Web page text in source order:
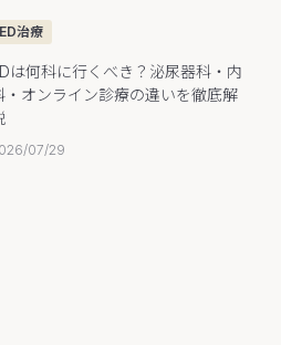
ED治療
は何科に行くべき？泌尿器科・内
・オンライン診療の違いを徹底解
07/29